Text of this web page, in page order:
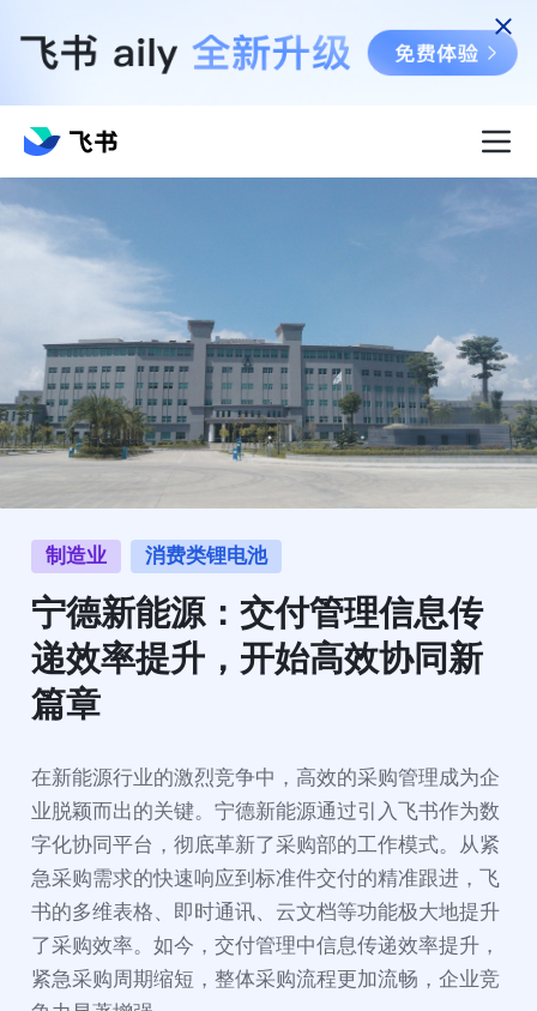
制造业 消费类锂电池
宁德新能源：交付管理信息传
递效率提升，开始高效协同新
篇章
在新能源行业的激烈竞争中，高效的采购管理成为企
业脱颖而出的关键。宁德新能源通过引入飞书作为数
字化协同平台，彻底革新了采购部的工作模式。从紧
急采购需求的快速响应到标准件交付的精准跟进，飞
书的多维表格、即时通讯、云文档等功能极大地提升
了采购效率。如今，交付管理中信息传递效率提升，
紧急采购周期缩短，整体采购流程更加流畅，企业竞